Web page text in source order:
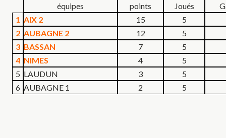
équipes
points Joués
1 AIX 2 15
5
2 AUBAGNE 2 12
5
3 BASSAN 7
5
4 NIMES 4
5
5 LAUDUN 3
5
6 AUBAGNE 1 2 5